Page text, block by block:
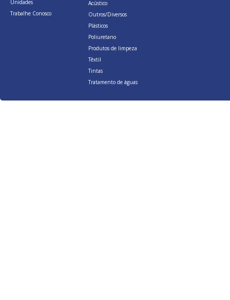
Unidades
Trabalhe Conosco
Acústico
Outros/Diversos
Plásticos
Poliuretano
Produtos de limpeza
Têxtil
Tintas
Tratamento de águas